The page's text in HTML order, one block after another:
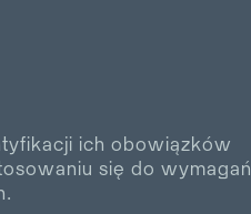
ich obowiązków
się do wymagań